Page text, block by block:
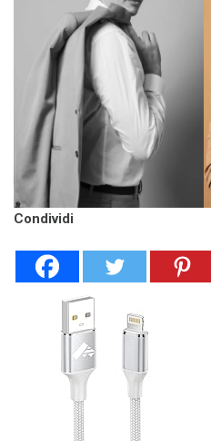
Condividi